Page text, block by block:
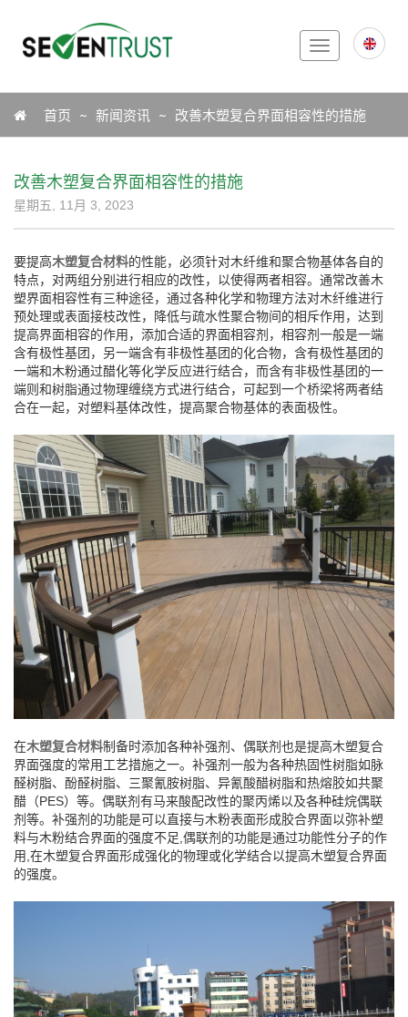
Toggle
navigation
Icon首页 新闻资讯 改善木塑复合界面相容性的措施
改善木塑复合界面相容性的措施
星期五, 11月 3, 2023
要提高木塑复合材料的性能，必须针对木纤维和聚合物基体各自的
特点，对两组分别进行相应的改性，以使得两者相容。通常改善木
塑界面相容性有三种途径，通过各种化学和物理方法对木纤维进行
预处理或表面接枝改性，降低与疏水性聚合物间的相斥作用，达到
提高界面相容的作用，添加合适的界面相容剂，相容剂一般是一端
含有极性基团，另一端含有非极性基团的化合物，含有极性基团的
一端和木粉通过醋化等化学反应进行结合，而含有非极性基团的一
端则和树脂通过物理缠绕方式进行结合，可起到一个桥梁将两者结
合在一起，对塑料基体改性，提高聚合物基体的表面极性。
在木塑复合材料制备时添加各种补强剂、偶联剂也是提高木塑复合
界面强度的常用工艺措施之一。补强剂一般为各种热固性树脂如脉
醛树脂、酚醛树脂、三聚氰胺树脂、异氰酸醋树脂和热熔胶如共聚
醋（PES）等。偶联剂有马来酸配改性的聚丙烯以及各种硅烷偶联
剂等。补强剂的功能是可以直接与木粉表面形成胶合界面以弥补塑
料与木粉结合界面的强度不足,偶联剂的功能是通过功能性分子的作
用,在木塑复合界面形成强化的物理或化学结合以提高木塑复合界面
的强度。